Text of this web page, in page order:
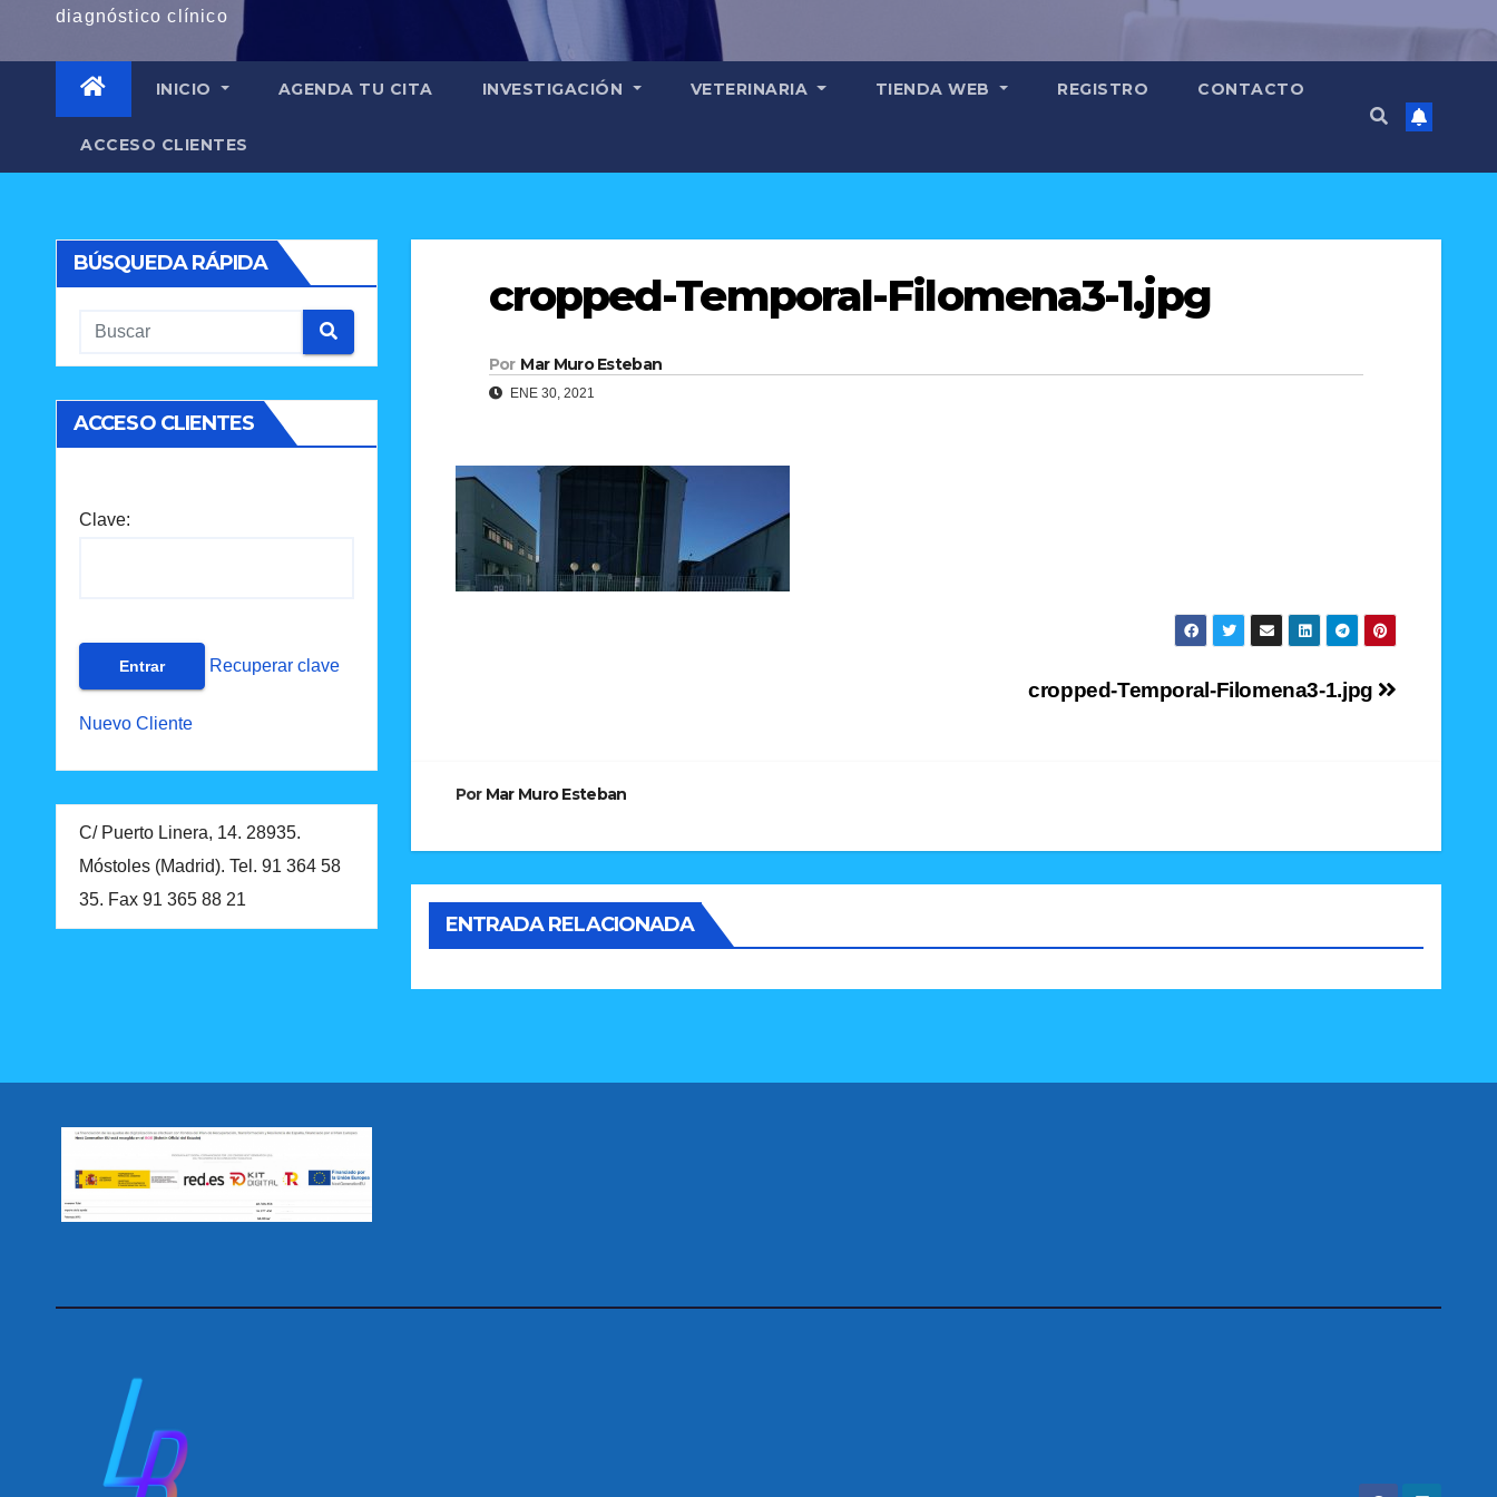
diagnóstico clínico
INICIO AGENDA TU CITA INVESTIGACIÓN VETERINARIA TIENDA WEB REGISTRO CONTACTO
ACCESO CLIENTES
BÚSQUEDA RÁPIDA
ACCESO CLIENTES
Clave:
Recuperar clave
Nuevo Cliente
C/ Puerto Linera, 14. 28935.
Móstoles (Madrid). Tel. 91 364 58
35. Fax 91 365 88 21
cropped-Temporal-Filomena3-1.jpg
Por Mar Muro Esteban
ENE 30, 2021
entradas
cropped-Temporal-Filomena3-1.jpg
Por Mar Muro Esteban
ENTRADA RELACIONADA